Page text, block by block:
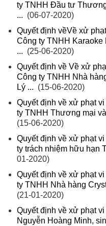
ty TNHH Đầu tư
... (06-07-2020)
Quyết định vềVề xử
Công ty TNHH
... (25-06-2020)
Quyết định về Về xử
Công ty TNHH Nhà
Lý ... (15-06-2020)
Quyết định về xử phạt
ty TNHH Thương mại
(15-06-2020)
Quyết định về xử phạt
ty trách nhiệm hữu hạn
01-2020)
Quyết định về xử phạt
ty TNHH Nhà hàng
(21-01-2020)
Quyết định về xử phạt
Nguyễn Hoàng Minh,